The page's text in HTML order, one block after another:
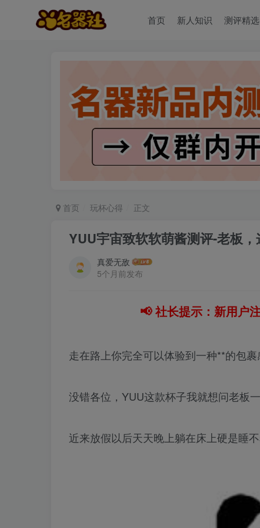
首页 新人知识 测评精选
首页 玩杯心得 正文
YUU宇宙致软软萌酱测评-老板，
真爱无敌
5个月前发布
📢 社长提示：新用户
走在路上你完全可以体验到一种**的包
没错各位，YUU这款杯子我就想问老板
近来放假以后天天晚上躺在床上硬是睡不